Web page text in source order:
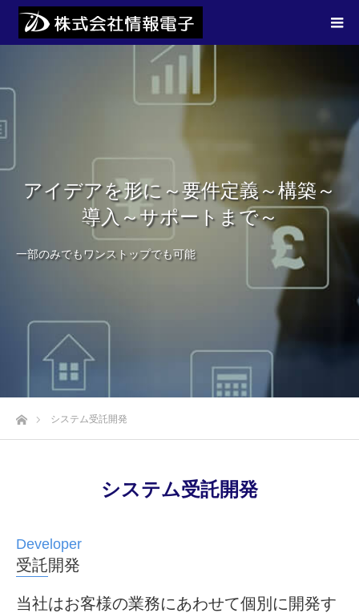
アイデアを形に～要件定義～構築～
導入～サポートまで～
一部のみでもワンストップでも可能
ホームシステム受託開発
システム受託開発
受託開発
当社はお客様の業務にあわせて個別に開発す